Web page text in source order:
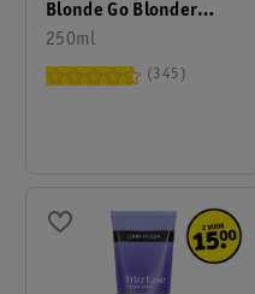
Blonde Go Blonder
Lightening
Conditioner
250ml
345